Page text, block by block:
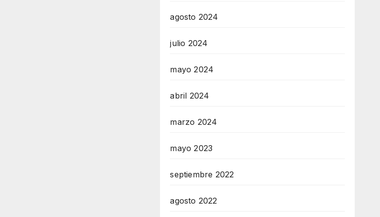
agosto 2024
julio 2024
mayo 2024
abril 2024
marzo 2024
mayo 2023
septiembre 2022
agosto 2022